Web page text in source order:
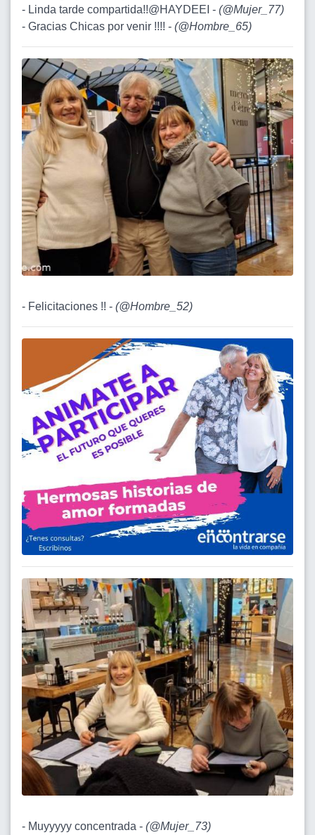
- Linda tarde compartida!!@HAYDEEI - (@Mujer_77)
- Gracias Chicas por venir !!!! - (@Hombre_65)
- Felicitaciones !! - (@Hombre_52)
- Muyyyyy concentrada - (@Mujer_73)